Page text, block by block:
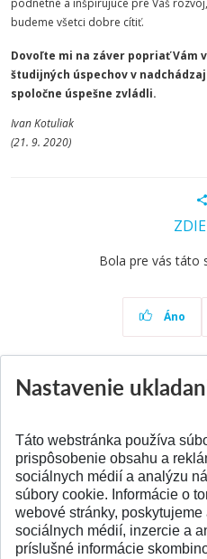
podnetné a inšpirujúce pre Váš
budeme všetci dobre cítiť.
Dovoľte mi na záver popriať Vám
študijných úspechov v
spoločne úspešne zvládli.
Ivan Kotuliak
(21. 9. 2020)
Bola pre vás táto
Áno
SPÄŤ
Nastavenie
Táto webstránka používa
prispôsobenie obsahu a
sociálnych médií a analýzu
súbory cookie. Informácie o
webové stránky,
sociálnych médií, inzercie a
príslušné informácie